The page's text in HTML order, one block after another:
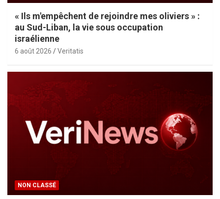
« Ils m'empêchent de rejoindre mes oliviers » :
au Sud-Liban, la vie sous occupation
israélienne
6 août 2026 Veritatis
NON CLASSÉ